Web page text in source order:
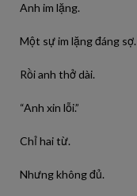
Anh im lặng.
Một sự im lặng đáng sợ.
Rồi anh thở dài.
“Anh xin lỗi.”
Chỉ hai từ.
Nhưng không đủ.